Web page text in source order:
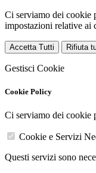
Ci serviamo dei cookie
impostazioni relative ai
Accetta Tutti Rifiuta
Gestisci Cookie
Cookie Policy
Ci serviamo dei cookie
Cookie e Servizi
Questi servizi sono